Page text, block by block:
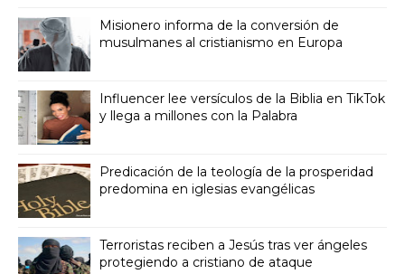
Misionero informa de la conversión de
musulmanes al cristianismo en Europa
Influencer lee versículos de la Biblia en TikTok
y llega a millones con la Palabra
Predicación de la teología de la prosperidad
predomina en iglesias evangélicas
Terroristas reciben a Jesús tras ver ángeles
protegiendo a cristiano de ataque